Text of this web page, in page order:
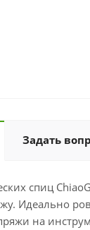
Задать
спиц
Идеально
на